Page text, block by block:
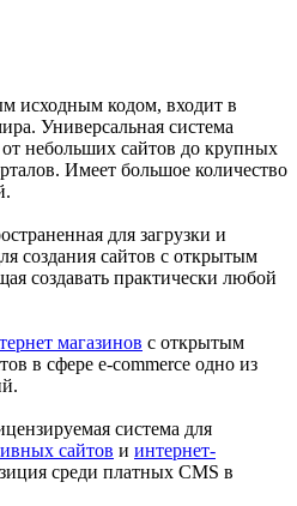
исходным кодом, входит в
Универсальная система
небольших сайтов до крупных
Имеет большое количество
для загрузки и
создания сайтов с открытым
создавать практически любой
магазинов с открытым
в сфере e-commerce одно из
система для
сайтов и интернет-
среди платных CMS в